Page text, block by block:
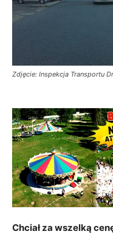
Zdjęcie: Inspekcja Transportu
Chciał za wszelką